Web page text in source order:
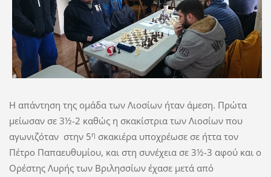
Η απάντηση της ομάδα των Λιοσίων ήταν άμεση. Πρώτα
μείωσαν σε 3½-2 καθώς η σκακίστρια των Λιοσίων που
αγωνιζόταν στην 5η σκακιέρα υποχρέωσε σε ήττα τον
Πέτρο Παπαευθυμίου, και στη συνέχεια σε 3½-3 αφού και ο
Ορέστης Λυρής των Βριλησσίων έχασε μετά από